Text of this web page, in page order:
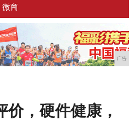
微商
广告
价，硬件健康，